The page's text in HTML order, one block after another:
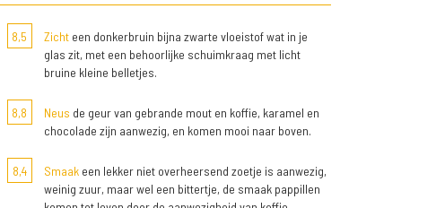
8,5 Zichteen donkerbruin bijna zwarte vloeistof wat in je
glas zit, met een behoorlijke schuimkraag met licht
bruine kleine belletjes.
8,8 Neus de geur van gebrande mout en koffie, karamel en
chocolade zijn aanwezig, en komen mooi naar boven.
8,4 Smaakeen lekker niet overheersend zoetje is aanwezig,
weinig zuur, maar wel een bittertje, de smaak pappillen